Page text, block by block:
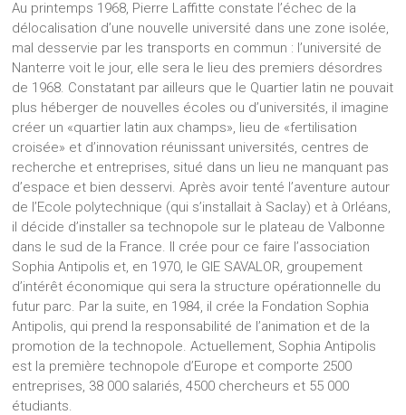
Au printemps 1968, Pierre Laffitte constate l’échec de la
délocalisation d’une nouvelle université dans une zone isolée,
mal desservie par les transports en commun : l’université de
Nanterre voit le jour, elle sera le lieu des premiers désordres
de 1968. Constatant par ailleurs que le Quartier latin ne pouvait
plus héberger de nouvelles écoles ou d’universités, il imagine
créer un «quartier latin aux champs», lieu de «fertilisation
croisée» et d’innovation réunissant universités, centres de
recherche et entreprises, situé dans un lieu ne manquant pas
d’espace et bien desservi. Après avoir tenté l’aventure autour
de l’Ecole polytechnique (qui s’installait à Saclay) et à Orléans,
il décide d’installer sa technopole sur le plateau de Valbonne
dans le sud de la France. Il crée pour ce faire l’association
Sophia Antipolis et, en 1970, le GIE SAVALOR, groupement
d’intérêt économique qui sera la structure opérationnelle du
futur parc. Par la suite, en 1984, il crée la Fondation Sophia
Antipolis, qui prend la responsabilité de l’animation et de la
promotion de la technopole. Actuellement, Sophia Antipolis
est la première technopole d’Europe et comporte 2500
entreprises, 38 000 salariés, 4500 chercheurs et 55 000
étudiants.